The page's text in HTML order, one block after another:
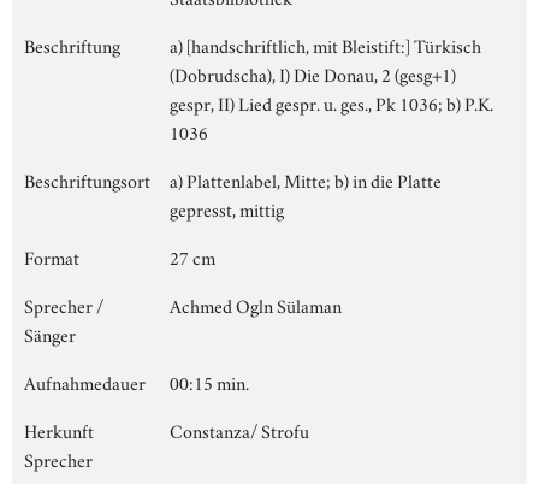
Beschriftung
a) [handschriftlich, mit Bleistift:] Türkisch
(Dobrudscha), I) Die Donau, 2 (gesg+1)
gespr, II) Lied gespr. u. ges., Pk 1036; b) P.K.
1036
Beschriftungsort
a) Plattenlabel, Mitte; b) in die Platte
gepresst, mittig
Format
27 cm
Sprecher /
Sänger
Achmed Ogln Sülaman
Aufnahmedauer
00:15 min.
Herkunft
Sprecher
Constanza/ Strofu